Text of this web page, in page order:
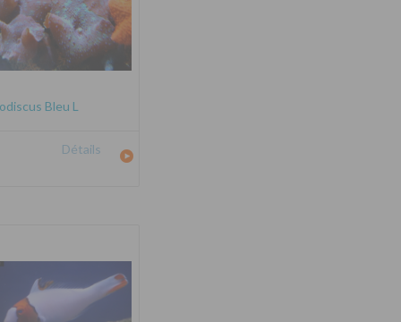
Bleu L
Détails